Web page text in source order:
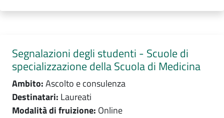
Segnalazioni degli studenti - Scuole di
specializzazione della Scuola di Medicina
Ambito:Ascolto e consulenza
Destinatari: Laureati
Modalità di fruizione: Online